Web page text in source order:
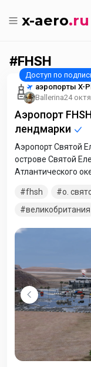
x-aero.ru
FHSH
аэропорты X-
Ballerina24
Аэропорт
лендмарки
Аэропорт Святой
острове Святой
Атлантического
и Тристан-да-
полосы было
гражданской
медицинской
fhsh о.
великобритания